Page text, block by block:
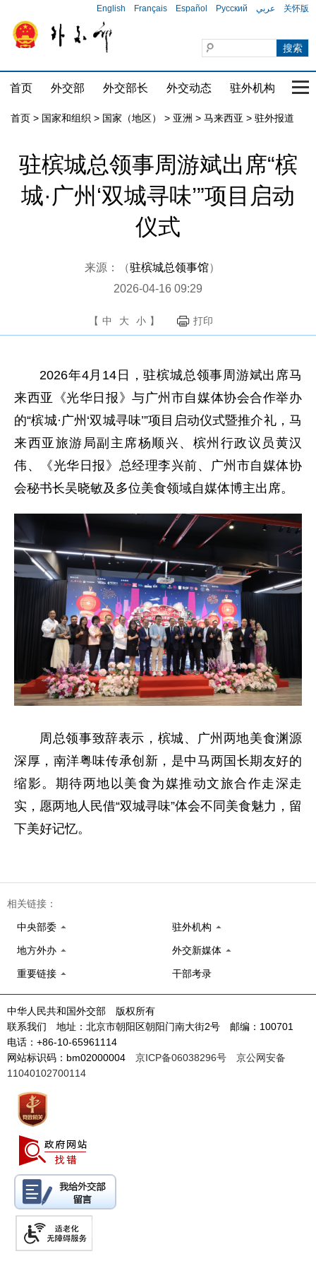
English Français Español Русский عربي 关怀版
首页 外交部 外交部长 外交动态 驻外机构 国
首页 > 国家和组织 > 国家（地区） > 亚洲 > 马来西亚 > 驻外报道
驻槟城总领事周游斌出席“槟
城·广州‘双城寻味’”项目启动
仪式
来源：（驻槟城总领事馆）
2026-04-16 09:29
【 中 大 小 】 打印
2026年4月14日，驻槟城总领事周游斌出席马
来西亚《光华日报》与广州市自媒体协会合作举办
的“槟城·广州‘双城寻味’”项目启动仪式暨推介礼，马
来西亚旅游局副主席杨顺兴、槟州行政议员黄汉
伟、《光华日报》总经理李兴前、广州市自媒体协
会秘书长吴晓敏及多位美食领域自媒体博主出席。
周总领事致辞表示，槟城、广州两地美食渊源
深厚，南洋粤味传承创新，是中马两国长期友好的
缩影。期待两地以美食为媒推动文旅合作走深走
实，愿两地人民借“双城寻味”体会不同美食魅力，留
下美好记忆。
相关链接：
中央部委 驻外机构
地方外办 外交新媒体
重要链接 干部考录
中华人民共和国外交部 版权所有
联系我们 地址：北京市朝阳区朝阳门南大街2号 邮编：100701
电话：+86-10-65961114
网站标识码：bm02000004 京ICP备06038296号
京公网安备
11040102700114